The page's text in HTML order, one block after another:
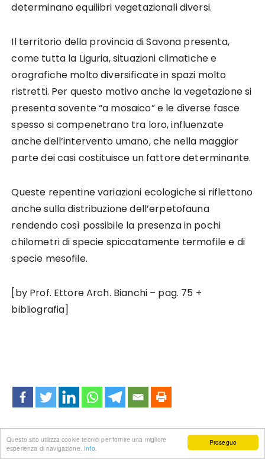
Proseguo
Questo sito utilizza cookie tecnici per fornire una migliore
esperienza di navigazione. Info.
determinano equilibri vegetazionali diversi.
Il territorio della provincia di Savona presenta,
come tutta la Liguria, situazioni climatiche e
orografiche molto diversificate in spazi molto
ristretti. Per questo motivo anche la vegetazione si
presenta sovente “a mosaico” e le diverse fasce
spesso si compenetrano tra loro, influenzate
anche dell’intervento umano, che nella maggior
parte dei casi costituisce un fattore determinante.
Queste repentine variazioni ecologiche si riflettono
anche sulla distribuzione dell’erpetofauna
rendendo così possibile la presenza in pochi
chilometri di specie spiccatamente termofile e di
specie mesofile.
[by Prof. Ettore Arch. Bianchi – pag. 75 +
bibliografia]